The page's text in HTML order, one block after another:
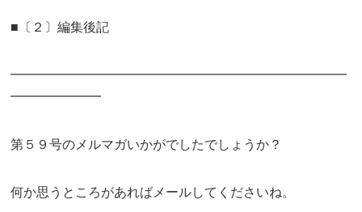
■〔２〕編集後記
━━━━━━━━━━━━━━━━━━━━━━━━━━
━━━━━━━
第５９号のメルマガいかがでしたでしょうか？
何か思うところがあればメールしてくださいね。